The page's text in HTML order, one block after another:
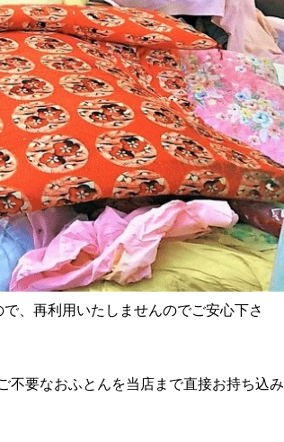
、再利用いたしませんのでご安心下さ
不要なおふとんを当店まで直接お持ち込み